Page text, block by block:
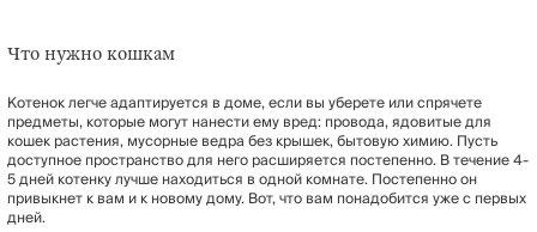
Что нужно кошкам
Котенок легче адаптируется в доме, если вы уберете или спрячете
предметы, которые могут нанести ему вред: провода, ядовитые для
кошек растения, мусорные ведра без крышек, бытовую химию. Пусть
доступное пространство для него расширяется постепенно. В течение 4-
5 дней котенку лучше находиться в одной комнате. Постепенно он
привыкнет к вам и к новому дому. Вот, что вам понадобится уже с первых
дней.